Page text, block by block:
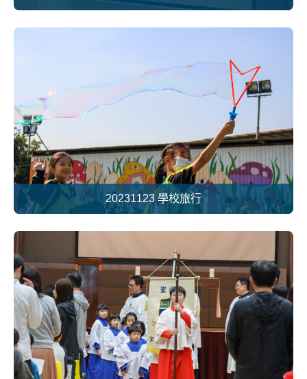
20231123 學校旅行